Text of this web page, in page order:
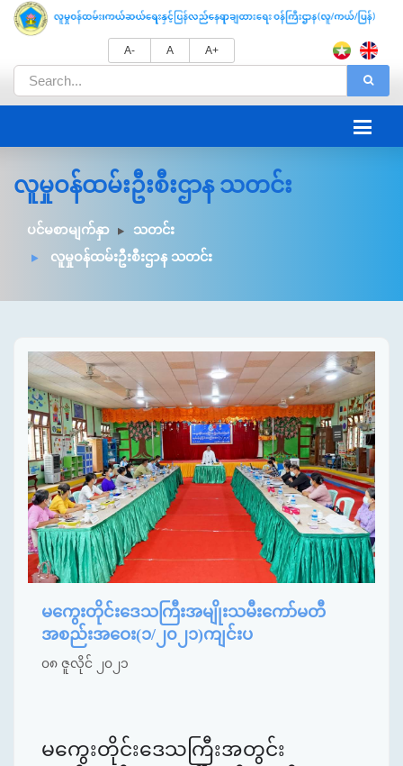
A- A A+
လူမှုဝန်ထမ်းဦးစီးဌာန သတင်း
ပင်မစာမျက်နှာ
သတင်း
လူမှုဝန်ထမ်းဦးစီးဌာန သတင်း
မကွေးတိုင်းဒေသကြီးအမျိုးသမီးကော်မတီ
အစည်းအဝေး(၁/၂၀၂၁)ကျင်းပ
၀၈ ဇူလိုင် ၂၀၂၁
မကွေးတိုင်းဒေသကြီးအတွင်း